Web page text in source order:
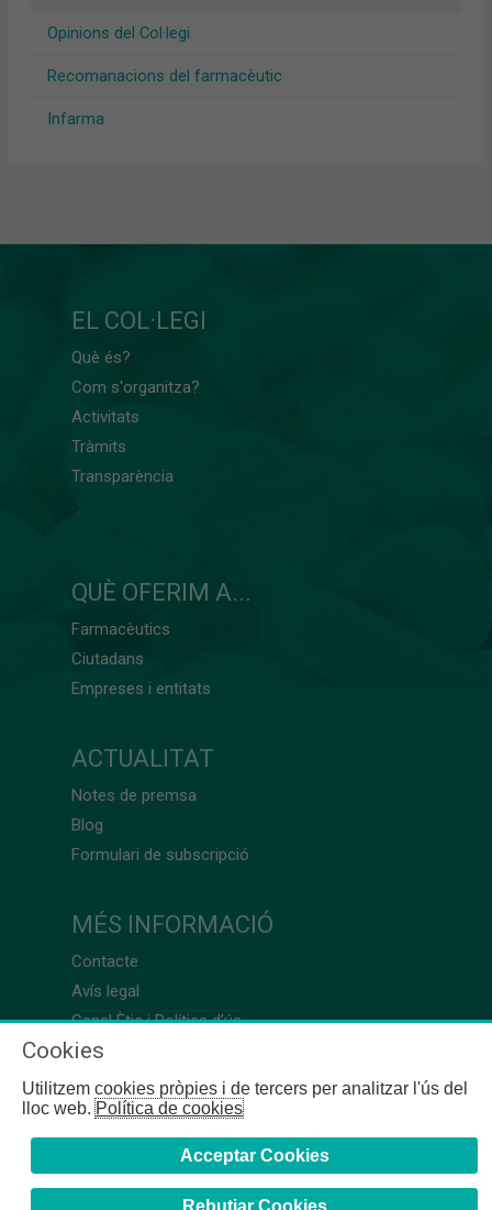
Opinions del Col·legi
Recomanacions del farmacèutic
Infarma
EL COL·LEGI
Què és?
Com s'organitza?
Activitats
Tràmits
Transparència
QUÈ OFERIM A...
Farmacèutics
Ciutadans
Empreses i entitats
ACTUALITAT
Notes de premsa
Blog
Formulari de subscripció
MÉS INFORMACIÓ
Contacte
Avís legal
Canal Ètic i Política d’ús
Cookies
Utilitzem cookies pròpies i de tercers per analitzar l'ús del
lloc web.Política de cookies
Acceptar Cookies
Rebutjar Cookies